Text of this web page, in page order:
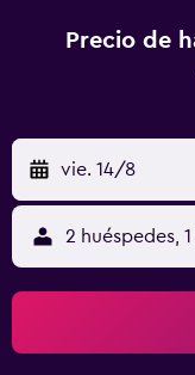
Precio de
vie. 14/8
2 huéspedes,